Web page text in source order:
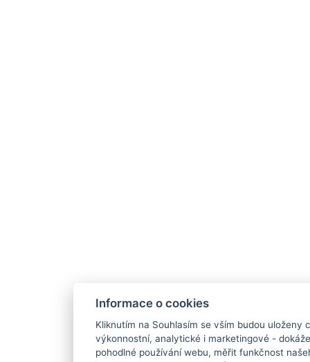
Informace o cookies
Kliknutím na Souhlasím se vším budou uloženy
výkonnostní, analytické i marketingové -
pohodlné používání webu, měřit funkčnost